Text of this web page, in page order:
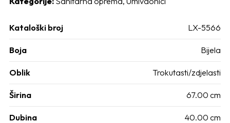
Kataloški broj LX-5566
Boja Bijela
Oblik Trokutasti/zdjelasti
Širina 67.00 cm
Dubina 40.00 cm